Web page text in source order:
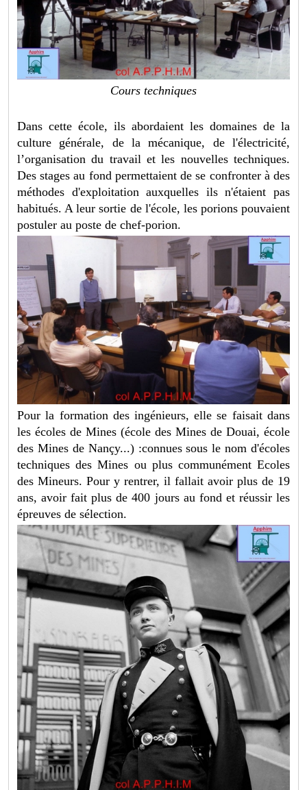
Cours techniques
Dans cette école, ils abordaient les domaines de la
culture générale, de la mécanique, de l'électricité,
l’organisation du travail et les nouvelles techniques.
Des stages au fond permettaient de se confronter à des
méthodes d'exploitation auxquelles ils n'étaient pas
habitués. A leur sortie de l'école, les porions pouvaient
postuler au poste de chef-porion.
Pour la formation des ingénieurs, elle se faisait dans
les écoles de Mines (école des Mines de Douai, école
des Mines de Nançy...) :connues sous le nom d'écoles
techniques des Mines ou plus communément Ecoles
des Mineurs. Pour y rentrer, il fallait avoir plus de 19
ans, avoir fait plus de 400 jours au fond et réussir les
épreuves de sélection.